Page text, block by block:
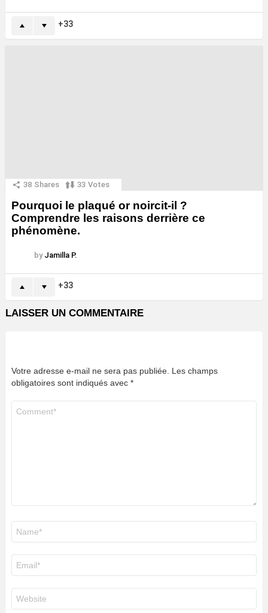
33
38 Shares 33 Votes
Pourquoi le plaqué or noircit-il ?
Comprendre les raisons derrière ce
phénomène.
by Jamilla P.
33
LAISSER UN COMMENTAIRE
Votre adresse e-mail ne sera pas publiée. Les champs
obligatoires sont indiqués avec *
mail
*
web